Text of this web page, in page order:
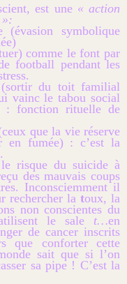
est une « action
symbolique
comme le font par
football pendant les
du toit familial
vainc le tabou social
: fonction rituelle de
que la vie réserve
en fumée) : c’est la
risque du suicide à
des mauvais coups
Inconsciemment il
rechercher latoux, la
non conscientes du
le sale t…en
de cancer inscrits
que conforter cette
sait que si l’on
sa pipe ! C’est la